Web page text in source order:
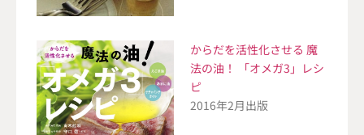
からだを活性化させる 魔
法の油！ 「オメガ3」レシ
ピ
2016年2月出版